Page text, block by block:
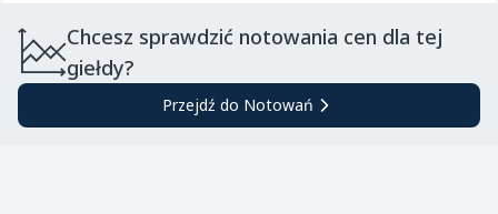
Chcesz sprawdzić notowania cen dla tej
giełdy?
Przejdź do Notowań